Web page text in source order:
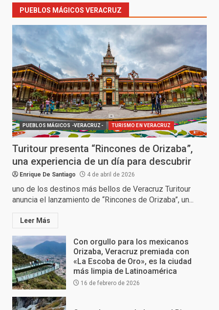
PUEBLOS MÁGICOS VERACRUZ
PUEBLOS MÁGICOS -VERACRUZ- TURISMO EN VERACRUZ
Turitour presenta “Rincones de Orizaba”,
una experiencia de un día para descubrir
Enrique De Santiago 4 de abril de 2026
uno de los destinos más bellos de Veracruz Turitour
anuncia el lanzamiento de “Rincones de Orizaba”, un...
Leer Más
Con orgullo para los mexicanos
Orizaba, Veracruz premiada con
«La Escoba de Oro», es la ciudad
más limpia de Latinoamérica
16 de febrero de 2026